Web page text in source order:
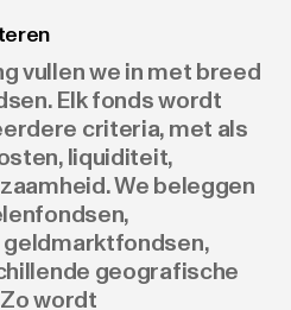
vullen we in met breed
Elk fonds wordt
criteria, met als
liquiditeit,
We beleggen
geografische
wordt